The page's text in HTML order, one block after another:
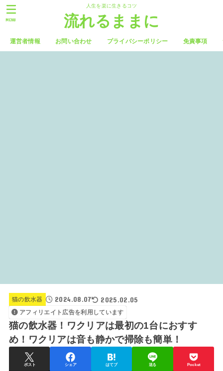
人生を楽に生きるコツ
流れるままに
運営者情報 お問い合わせ プライバシーポリシー 免責事項
MENU
猫の飲水器 2024.08.07 2025.02.05
アフィリエイト広告を利用しています
猫の飲水器！ワクリアは最初の1台におすす
め！ワクリアは音も静かで掃除も簡単！
ポスト シェア はてブ 送る Pocket